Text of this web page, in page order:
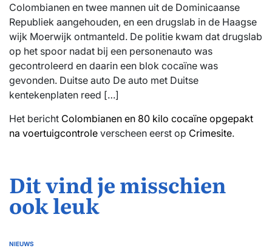
Colombianen en twee mannen uit de Dominicaanse
Republiek aangehouden, en een drugslab in de Haagse
wijk Moerwijk ontmanteld. De politie kwam dat drugslab
op het spoor nadat bij een personenauto was
gecontroleerd en daarin een blok cocaïne was
gevonden. Duitse auto De auto met Duitse
kentekenplaten reed […]
Het bericht Colombianen en 80 kilo cocaïne opgepakt
na voertuigcontrole verscheen eerst op Crimesite.
Dit vind je misschien
ook leuk
GEPLAATST
NIEUWS